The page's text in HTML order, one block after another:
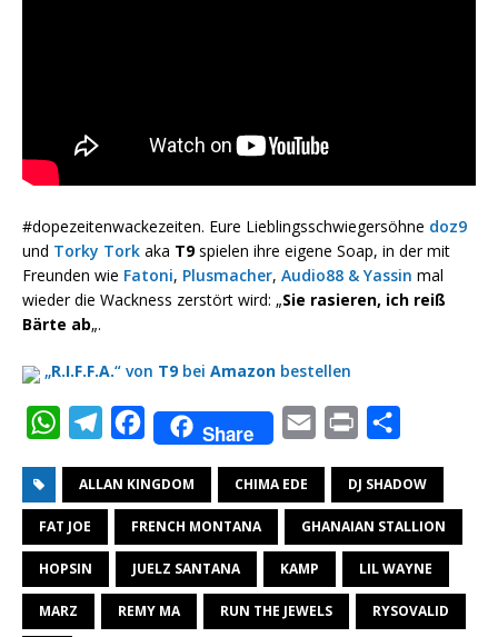
#dopezeitenwackezeiten. Eure Lieblingsschwiegersöhne doz9
und Torky Tork aka T9spielen ihre eigene Soap, in der mit
Freunden wie Fatoni, Plusmacher, Audio88 & Yassin mal
wieder die Wackness zerstört wird: „Sie rasieren, ich reiß
Bärte ab„.
„R.I.F.F.A.“ von T9bei Amazon bestellen
W
t
s
A
p
l
g
r
c
e
b
o
o
Share
i
l
i
n
t
i
l
e
n
ALLAN KINGDOM CHIMA EDE DJ SHADOW
FAT JOE FRENCH MONTANA GHANAIAN STALLION
HOPSIN JUELZ SANTANA KAMP LIL WAYNE
MARZ REMY MA RUN THE JEWELS RYSOVALID